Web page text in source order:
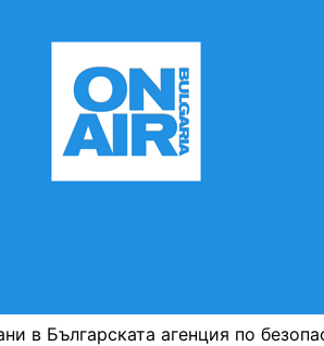
в Българската агенция по